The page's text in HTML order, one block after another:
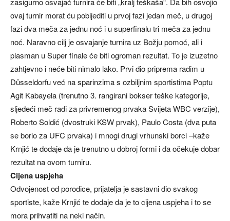
ovaj turnir morat ću pobijediti u prvoj fazi jedan meč, u drugoj
fazi dva meča za jednu noć i u superfinalu tri meča za jednu
noć. Naravno cilj je osvajanje turnira uz Božju pomoć, ali i
plasman u Super finale će biti ogroman rezultat. To je izuzetno
zahtjevno i neće biti nimalo lako. Prvi dio priprema radim u
Düsseldorfu već na sparinzima s ozbiljnim sportistima Poptu
Agit Kabayela (trenutno 3. rangirani bokser teške kategorije,
sljedeći meč radi za privremenog prvaka Svijeta WBC verzije),
Roberto Soldić (dvostruki KSW prvak), Paulo Costa (dva puta
se borio za UFC prvaka) i mnogi drugi vrhunski borci –kaže
Krnjić te dodaje da je trenutno u dobroj formi i da očekuje dobar
rezultat na ovom turniru.
Cijena uspjeha
Odvojenost od porodice, prijatelja je sastavni dio svakog
sportiste, kaže Krnjić te dodaje da je to cijena uspjeha i to se
mora prihvatiti na neki način.